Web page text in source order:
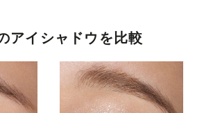
アイシャドウを比較